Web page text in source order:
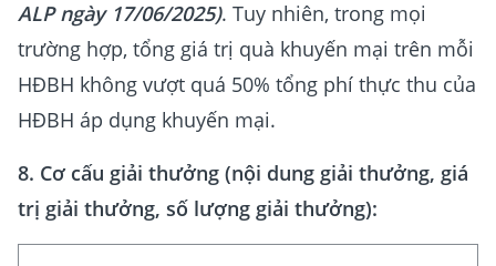
ALP ngày 17/06/2025). Tuy nhiên, trong mọi
trường hợp, tổng giá trị quà khuyến mại trên mỗi
HĐBH không vượt quá 50% tổng phí thực thu của
HĐBH áp dụng khuyến mại.
8. Cơ cấu giải thưởng (nội dung giải thưởng, giá
trị giải thưởng, số lượng giải thưởng):